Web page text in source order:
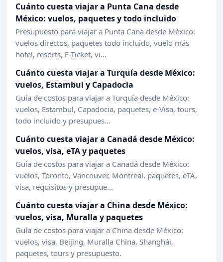
Cuánto cuesta viajar a Punta Cana desde
México: vuelos, paquetes y todo incluido
Presupuesto para viajar a Punta Cana desde México:
vuelos directos, paquetes todo incluido, vuelo más
hotel, resorts, E-Ticket, vi...
Cuánto cuesta viajar a Turquía desde México:
vuelos, Estambul y Capadocia
Guía de costos para viajar a Turquía desde México:
vuelos, Estambul, Capadocia, paquetes, e-Visa, tours,
todo incluido y presupues...
Cuánto cuesta viajar a Canadá desde México:
vuelos, visa, eTA y paquetes
Guía de costos para viajar a Canadá desde México:
vuelos, Toronto, Vancouver, Montreal, paquetes, eTA,
visa, requisitos y presupue...
Cuánto cuesta viajar a China desde México:
vuelos, visa, Muralla y paquetes
Guía de costos para viajar a China desde México:
vuelos, visa, Beijing, Muralla China, Shanghái,
paquetes, tours y presupuesto.